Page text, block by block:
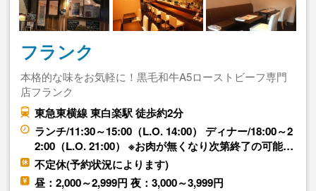
フランク
本格的な味をお気軽に！黒毛和牛A5ローストビーフ専門
店フランク
東急東横線 東白楽駅 徒歩約2分
ランチ/11:30～15:00（L.O. 14:00） ディナー/18:00～2
2:00（L.O. 21:00） ※お肉が無くなり次第終了の可能…
不定休(予約状況によります)
昼：2,000～2,999円 夜：3,000～3,999円